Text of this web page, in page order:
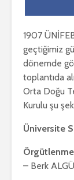
1907
geçtiğimiz
dönemde
toplantıda
Orta Doğu
Kurulu şu
Üniversite
– Berk